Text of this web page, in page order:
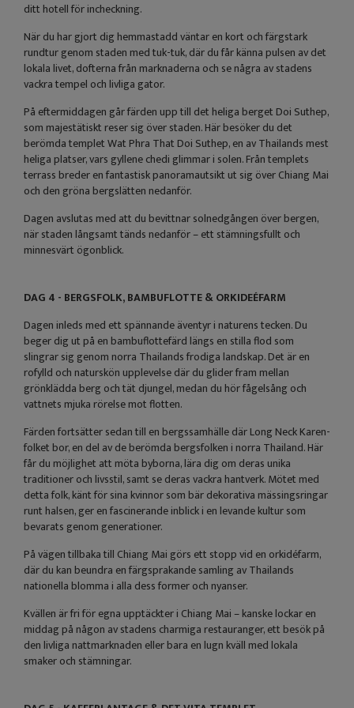
ditt hotell för incheckning.
När du har gjort dig hemmastadd väntar en kort och färgstark
rundtur genom staden med tuk-tuk, där du får känna pulsen av det
lokala livet, dofterna från marknaderna och se några av stadens
vackra tempel och livliga gator.
På eftermiddagen går färden upp till det heliga berget Doi Suthep,
som majestätiskt reser sig över staden. Här besöker du det
berömda templet Wat Phra That Doi Suthep, en av Thailands mest
heliga platser, vars gyllene chedi glimmar i solen. Från templets
terrass breder en fantastisk panoramautsikt ut sig över Chiang Mai
och den gröna bergslätten nedanför.
Dagen avslutas med att du bevittnar solnedgången över bergen,
när staden långsamt tänds nedanför – ett stämningsfullt och
minnesvärt ögonblick.
DAG 4 - BERGSFOLK, BAMBUFLOTTE & ORKIDEÉFARM
Dagen inleds med ett spännande äventyr i naturens tecken. Du
beger dig ut på en bambuflottefärd längs en stilla flod som
slingrar sig genom norra Thailands frodiga landskap. Det är en
rofylld och naturskön upplevelse där du glider fram mellan
grönklädda berg och tät djungel, medan du hör fågelsång och
vattnets mjuka rörelse mot flotten.
Färden fortsätter sedan till en bergssamhälle där Long Neck Karen-
folket bor, en del av de berömda bergsfolken i norra Thailand. Här
får du möjlighet att möta byborna, lära dig om deras unika
traditioner och livsstil, samt se deras vackra hantverk. Mötet med
detta folk, känt för sina kvinnor som bär dekorativa mässingsringar
runt halsen, ger en fascinerande inblick i en levande kultur som
bevarats genom generationer.
På vägen tillbaka till Chiang Mai görs ett stopp vid en orkidéfarm,
där du kan beundra en färgsprakande samling av Thailands
nationella blomma i alla dess former och nyanser.
Kvällen är fri för egna upptäckter i Chiang Mai – kanske lockar en
middag på någon av stadens charmiga restauranger, ett besök på
den livliga nattmarknaden eller bara en lugn kväll med lokala
smaker och stämningar.